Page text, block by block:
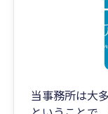
当事務所は大